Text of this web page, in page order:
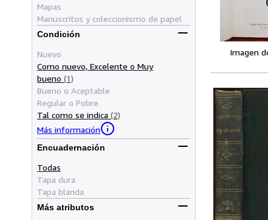
Mapas
Manuscritos y coleccionismo de papel
Condición
Nuevo
Como nuevo, Excelente o Muy
bueno (1)
Bueno o Aceptable
Regular o Pobre
Tal como se indica (2)
Más información
Encuadernación
Todas
Tapa dura
Tapa blanda
Más atributos
Imagen